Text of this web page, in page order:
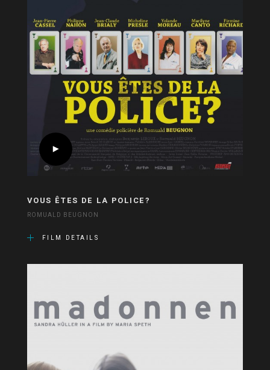
VOUS ÊTES DE LA POLICE?
ROMUALD BEUGNON
FILM DETAILS